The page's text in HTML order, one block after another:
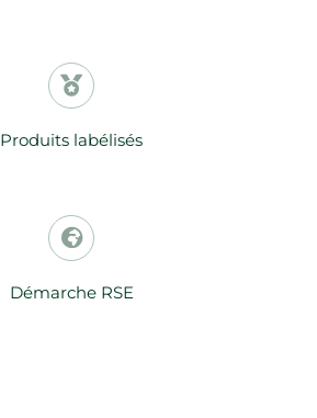
Produits labélisés
Démarche RSE